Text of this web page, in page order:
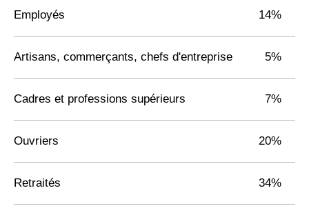
Employés 14%
Artisans, commerçants, chefs d'entreprise 5%
Cadres et professions supérieurs 7%
Ouvriers 20%
Retraités 34%